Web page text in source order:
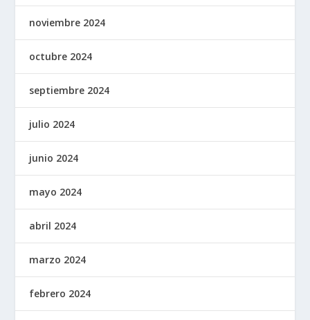
noviembre 2024
octubre 2024
septiembre 2024
julio 2024
junio 2024
mayo 2024
abril 2024
marzo 2024
febrero 2024